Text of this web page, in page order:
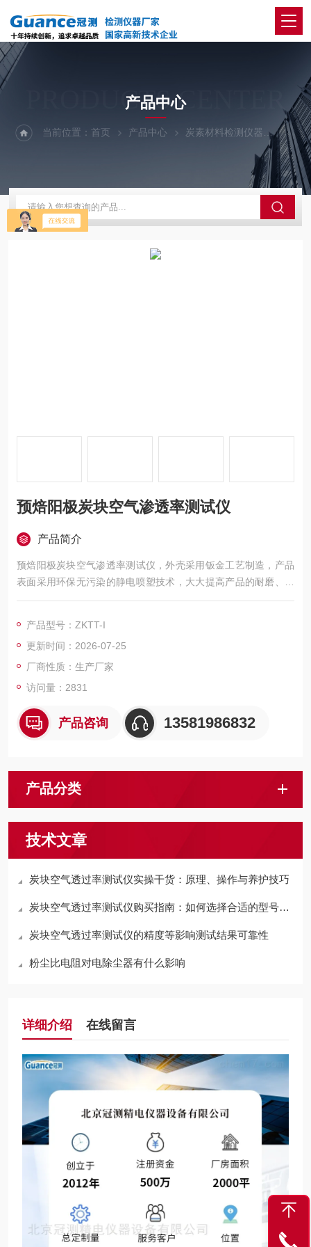
PRODUCTS CENTER
产品中心
当前位置：首页 产品中心 炭素材料检测仪器 炭块
预焙阳极炭块空气渗透率测试仪
产品简介
预焙阳极炭块空气渗透率测试仪，外壳采用钣金工艺制造，产品
表面采用环保无污染的静电喷塑技术，大大提高产品的耐磨、耐
腐蚀性能。该仪器所用真空泵、传感器及其控制元件均严格测
（PLC）控制，实验过程和数据全智能化处理；通过软件可实现
远程监控和数据分析。便捷的人机交互界面、高精度，智能化的
测量技术，助力提升企业产品测量效率。
产品型号：ZKTT-I
更新时间：2026-07-25
厂商性质：生产厂家
访问量：2831
产品咨询 13581986832
产品分类
技术文章
炭块空气透过率测试仪实操干货：原理、操作与养护技巧
炭块空气透过率测试仪购买指南：如何选择合适的型号和品牌
炭块空气透过率测试仪的精度等影响测试结果可靠性
粉尘比电阻对电除尘器有什么影响
详细介绍 在线留言